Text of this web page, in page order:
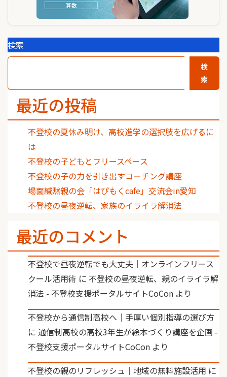
検索
検
索
最近の投稿
不登校の夏休み明け、高校進学の選択肢を広げるに
は
不登校の子どもとフリースペース
不登校の子の力を引き出すコーチング講座
場面緘黙親の会「はぴもくcafe」交流会in愛知
不登校の昼夜逆転、家族のイライラ解消法
最近のコメント
不登校で昼夜逆転でも大丈夫｜オンラインフリース
クール活用術 に 不登校の昼夜逆転、親のイライラ解
消法 - 不登校支援ポータルサイトCoCon より
不登校から通信制高校へ｜手厚い個別指導の選び方
に 通信制高校の高校3年生が絵本づくり講座を企画 -
不登校支援ポータルサイトCoCon より
不登校の親のリフレッシュ｜地域の無料施設活用 に